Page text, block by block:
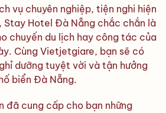
vụ chuyên nghiệp, tiện nghi hiện
Stay Hotel Đà Nẵng chắc chắn là
chuyến du lịch hay công tác của
Cùng Vietjetgiare, bạn sẽ có
dưỡng tuyệt vời và tận hưởng
biển Đà Nẵng.
đã cung cấp cho bạn những